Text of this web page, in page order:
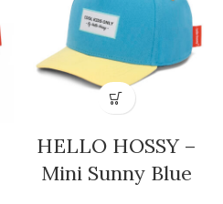
HELLO HOSSY –
Mini Sunny Blue